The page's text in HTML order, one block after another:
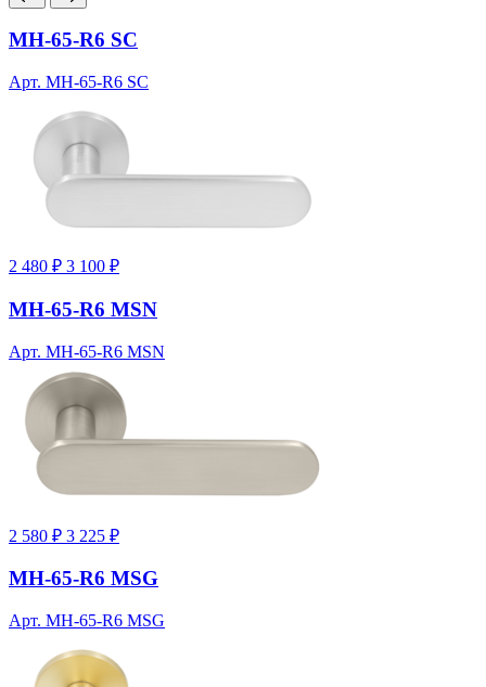
MH-65-R6 SC
Арт. MH-65-R6 SC
2 480 ₽ 3 100 ₽
MH-65-R6 MSN
Арт. MH-65-R6 MSN
2 580 ₽ 3 225 ₽
MH-65-R6 MSG
Арт. MH-65-R6 MSG